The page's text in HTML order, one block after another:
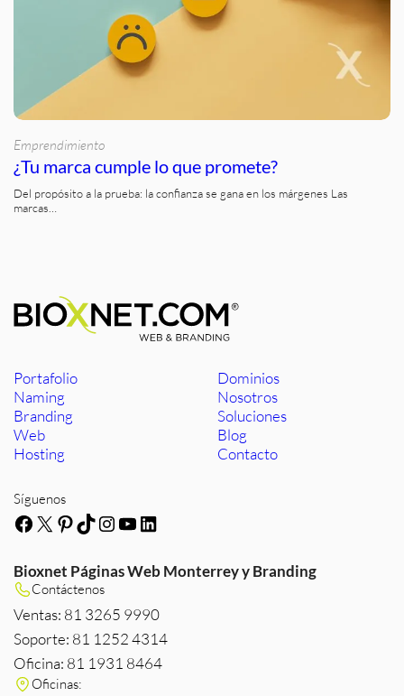
Emprendimiento
¿Tu marca cumple lo que promete?
Del propósito a la prueba: la confianza se gana en los márgenes Las
marcas…
Portafolio
Naming
Branding
Web
Hosting
Dominios
Nosotros
Soluciones
Blog
Contacto
Síguenos
Facebook
X Pinterest
TikTok
Instagram
YouTube
LinkedIn
Bioxnet Páginas Web Monterrey y Branding
Contáctenos
Ventas: 81 3265 9990
Soporte: 81 1252 4314
Oficina: 81 1931 8464
Oficinas: